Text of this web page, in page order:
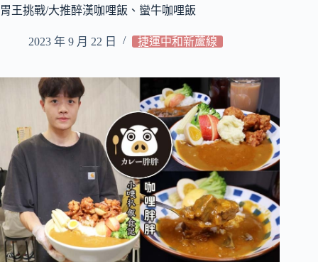
胃王挑戰/大推醉漢咖哩飯、蠻牛咖哩飯
2023 年 9 月 22 日 捷運中和新蘆線